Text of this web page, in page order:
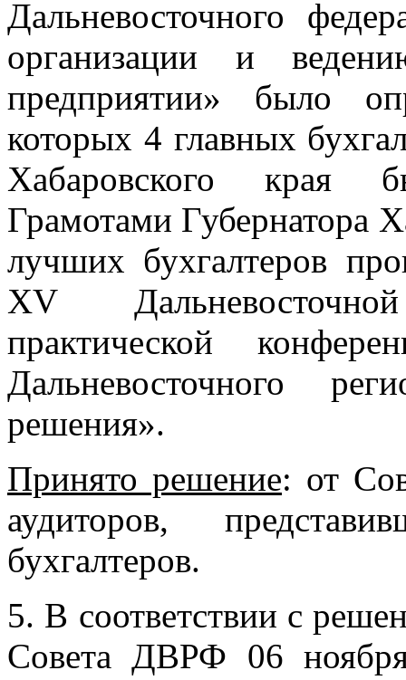
Дальневосточного
организации и
предприятии» было
которых 4 главных
Хабаровского края
Грамотами Губернатора
лучших бухгалтеров
ХV
практической
Дальневосточного
решения».
Принято решение: от
аудиторов,
бухгалтеров.
5. В соответствии с
Совета ДВРФ 06